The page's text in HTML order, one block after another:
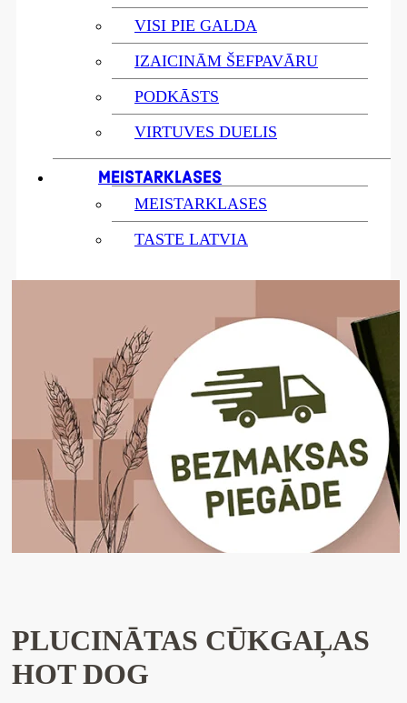
VISI PIE GALDA
IZAICINĀM ŠEFPAVĀRU
PODKĀSTS
VIRTUVES DUELIS
MEISTARKLASES
MEISTARKLASES
TASTE LATVIA
PLUCINĀTAS CŪKGAĻAS
HOT DOG